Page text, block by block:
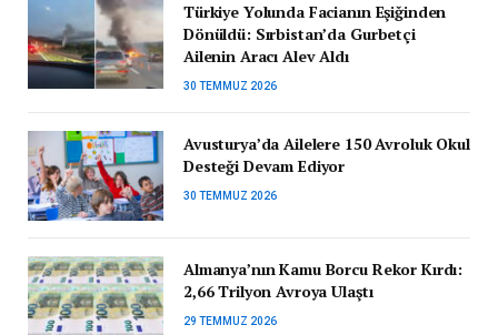
Türkiye Yolunda Facianın Eşiğinden
Dönüldü: Sırbistan’da Gurbetçi
Ailenin Aracı Alev Aldı
30 TEMMUZ 2026
Avusturya’da Ailelere 150 Avroluk Okul
Desteği Devam Ediyor
30 TEMMUZ 2026
Almanya’nın Kamu Borcu Rekor Kırdı:
2,66 Trilyon Avroya Ulaştı
29 TEMMUZ 2026